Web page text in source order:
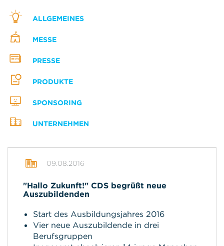
ALLGEMEINES
MESSE
PRESSE
PRODUKTE
SPONSORING
UNTERNEHMEN
09.08.2016
"Hallo Zukunft!" CDS begrüßt neue
Auszubildenden
Start des Ausbildungsjahres 2016
Vier neue Auszubildende in drei
Berufsgruppen